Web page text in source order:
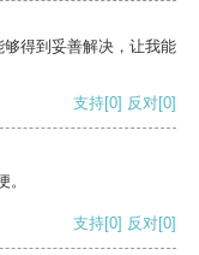
得到妥善解决，让我能
支持[0] 反对[0]
支持[0] 反对[0]